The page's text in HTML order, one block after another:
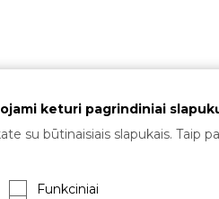
keturi pagrindiniai
su būtinaisiais slapukais. Taip
Funkciniai